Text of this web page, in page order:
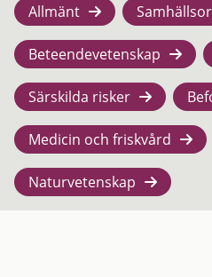
Allmänt
Beteendevetenskap
Särskilda risker
Medicin och friskvård
Naturvetenskap